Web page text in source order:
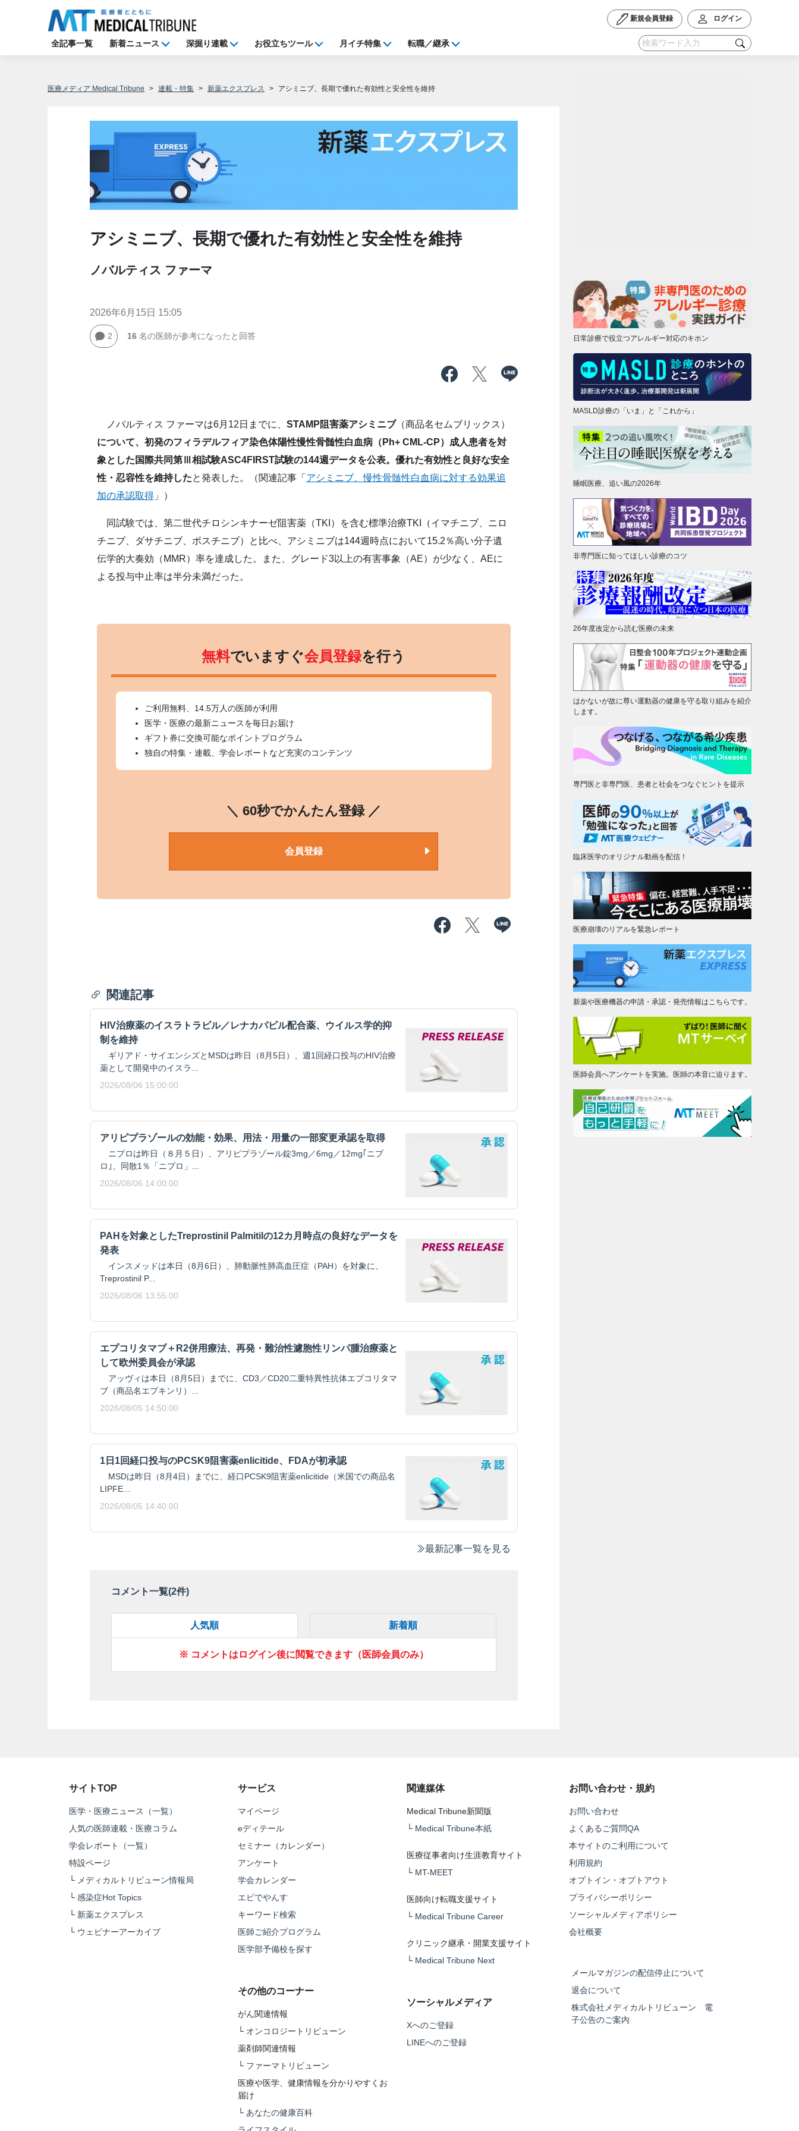
新規会員登録 ログイン
全記事一覧 新着ニュース 深掘り連載 お役立ちツール 月イチ特集 転職／継承
医療メディア Medical Tribune 連載・特集 新薬エクスプレス アシミニブ、長期で優れた有効性と安全性を維持
アシミニブ、長期で優れた有効性と安全性を維持
ノバルティス ファーマ
2026年6月15日 15:05
2 16名の医師が参考になったと回答
ノバルティス ファーマは6月12日までに、 STAMP阻害薬アシミニブ（商品名セムブリックス）
について、初発のフィラデルフィア染色体陽性慢性骨髄性白血病（Ph+ CML-CP）成人患者を対
象とした国際共同第Ⅲ相試験ASC4FIRST試験の144週データを公表。優れた有効性と良好な安全
性・忍容性を維持したと発表した。（関連記事「 アシミニブ、慢性骨髄性白血病に対する効果追
加の承認取得」）
同試験では、第二世代チロシンキナーゼ阻害薬（TKI）を含む標準治療TKI（イマチニブ、ニロ
チニブ、ダサチニブ、ボスチニブ）と比べ、アシミニブは144週時点において15.2％高い分子遺
伝学的大奏効（MMR）率を達成した。また、グレード3以上の有害事象（AE）が少なく、AEに
よる投与中止率は半分未満だった。
無料でいますぐ会員登録を行う
ご利用無料、14.5万人の医師が利用
医学・医療の最新ニュースを毎日お届け
ギフト券に交換可能なポイントプログラム
独自の特集・連載、学会レポートなど充実のコンテンツ
＼ 60秒でかんたん登録 ／
会員登録
関連記事
HIV治療薬のイスラトラビル／レナカパビル配合薬、ウイルス学的抑
制を維持
ギリアド・サイエンシズとMSDは昨日（8月5日）、週1回経口投与のHIV治療
薬として開発中のイスラ...
2026/08/06 15:00:00
アリピプラゾールの効能・効果、用法・用量の一部変更承認を取得
ニプロは昨日（８月５日）、アリピプラゾール錠3mg／6mg／12mg｢ニプ
ロ｣、同散1％「ニプロ」...
2026/08/06 14:00:00
PAHを対象としたTreprostinil Palmitilの12カ月時点の良好なデータを
発表
インスメッドは本日（8月6日）、肺動脈性肺高血圧症（PAH）を対象に、
Treprostinil P...
2026/08/06 13:55:00
エプコリタマブ＋R2併用療法、再発・難治性濾胞性リンパ腫治療薬と
して欧州委員会が承認
アッヴィは本日（8月5日）までに、CD3／CD20二重特異性抗体エプコリタマ
ブ（商品名エプキンリ）...
2026/08/05 14:50:00
1日1回経口投与のPCSK9阻害薬enlicitide、FDAが初承認
MSDは昨日（8月4日）までに、経口PCSK9阻害薬enlicitide（米国での商品名
LIPFE...
2026/08/05 14:40:00
最新記事一覧を見る
コメント一覧(2件)
人気順 新着順
※ コメントはログイン後に閲覧できます（医師会員のみ）
日常診療で役立つアレルギー対応のキホン
MASLD診療の「いま」と「これから」
睡眠医療、追い風の2026年
非専門医に知ってほしい診療のコツ
26年度改定から読む医療の未来
はかないが故に尊い運動器の健康を守る取り組みを紹介
します。
専門医と非専門医、患者と社会をつなぐヒントを提示
臨床医学のオリジナル動画を配信！
医療崩壊のリアルを緊急レポート
新薬や医療機器の申請・承認・発売情報はこちらです。
医師会員へアンケートを実施。医師の本音に迫ります。
サイトTOP
医学・医療ニュース（一覧）
人気の医師連載・医療コラム
学会レポート（一覧）
特設ページ
└ メディカルトリビューン情報局
└ 感染症Hot Topics
└ 新薬エクスプレス
└ ウェビナーアーカイブ
サービス
マイページ
eディテール
セミナー（カレンダー）
アンケート
学会カレンダー
エビでやんす
キーワード検索
医師ご紹介プログラム
医学部予備校を探す
その他のコーナー
がん関連情報
└ オンコロジートリビューン
薬剤師関連情報
└ ファーマトリビューン
医療や医学、健康情報を分かりやすくお
届け
└ あなたの健康百科
関連媒体
Medical Tribune新聞版
└ Medical Tribune本紙
医療従事者向け生涯教育サイト
└ MT-MEET
医師向け転職支援サイト
└ Medical Tribune Career
クリニック継承・開業支援サイト
└ Medical Tribune Next
ソーシャルメディア
Xへのご登録
LINEへのご登録
お問い合わせ・規約
お問い合わせ
よくあるご質問QA
本サイトのご利用について
利用規約
オプトイン・オプトアウト
プライバシーポリシー
ソーシャルメディアポリシー
会社概要
メールマガジンの配信停止について
退会について
株式会社メディカルトリビューン 電
子公告のご案内